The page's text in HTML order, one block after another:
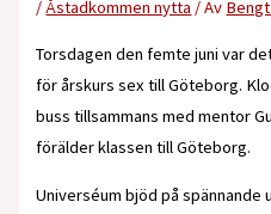
/Åstadkommen nytta / Av
Torsdagen den femte juni var
för årskurs sex till Göteborg.
buss tillsammans med mentor
förälder klassen till Göteborg.
Universéum bjöd på